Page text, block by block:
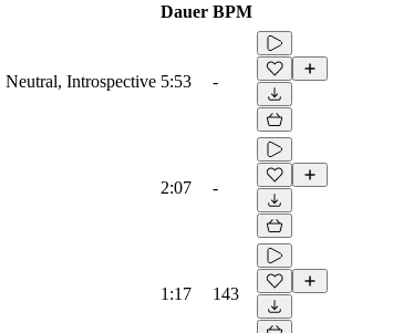
Dauer BPM
Introspective 5:53 -
2:07 -
1:17 143